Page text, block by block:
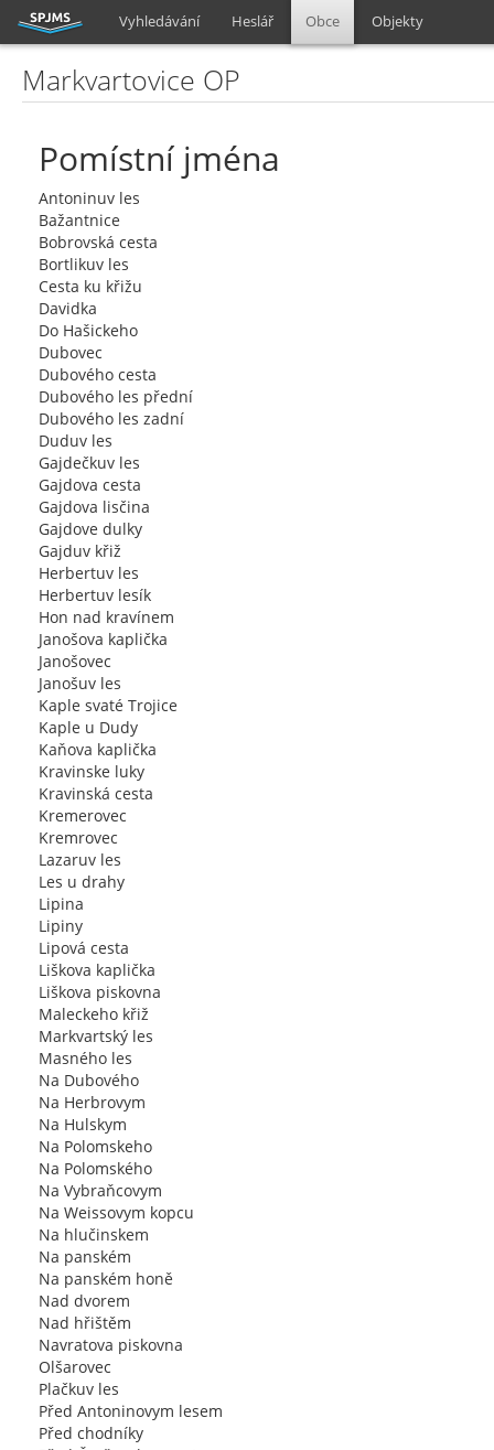
Vyhledávání Heslář Obce Objekty
Markvartovice OP
Pomístní jména
Antoninuv les
Bažantnice
Bobrovská cesta
Bortlikuv les
Cesta ku křižu
Davidka
Do Hašickeho
Dubovec
Dubového cesta
Dubového les přední
Dubového les zadní
Duduv les
Gajdečkuv les
Gajdova cesta
Gajdova lisčina
Gajdove dulky
Gajduv křiž
Herbertuv les
Herbertuv lesík
Hon nad kravínem
Janošova kaplička
Janošovec
Janošuv les
Kaple svaté Trojice
Kaple u Dudy
Kaňova kaplička
Kravinske luky
Kravinská cesta
Kremerovec
Kremrovec
Lazaruv les
Les u drahy
Lipina
Lipiny
Lipová cesta
Liškova kaplička
Liškova piskovna
Maleckeho křiž
Markvartský les
Masného les
Na Dubového
Na Herbrovym
Na Hulskym
Na Polomskeho
Na Polomského
Na Vybraňcovym
Na Weissovym kopcu
Na hlučinskem
Na panském
Na panském honě
Nad dvorem
Nad hřištěm
Navratova piskovna
Olšarovec
Plačkuv les
Před Antoninovym lesem
Před chodníky